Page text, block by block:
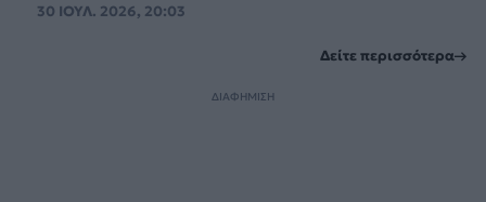
30 ΙΟΥΛ. 2026, 20:03
Δείτε περισσότερα
ΔΙΑΦΗΜΙΣΗ